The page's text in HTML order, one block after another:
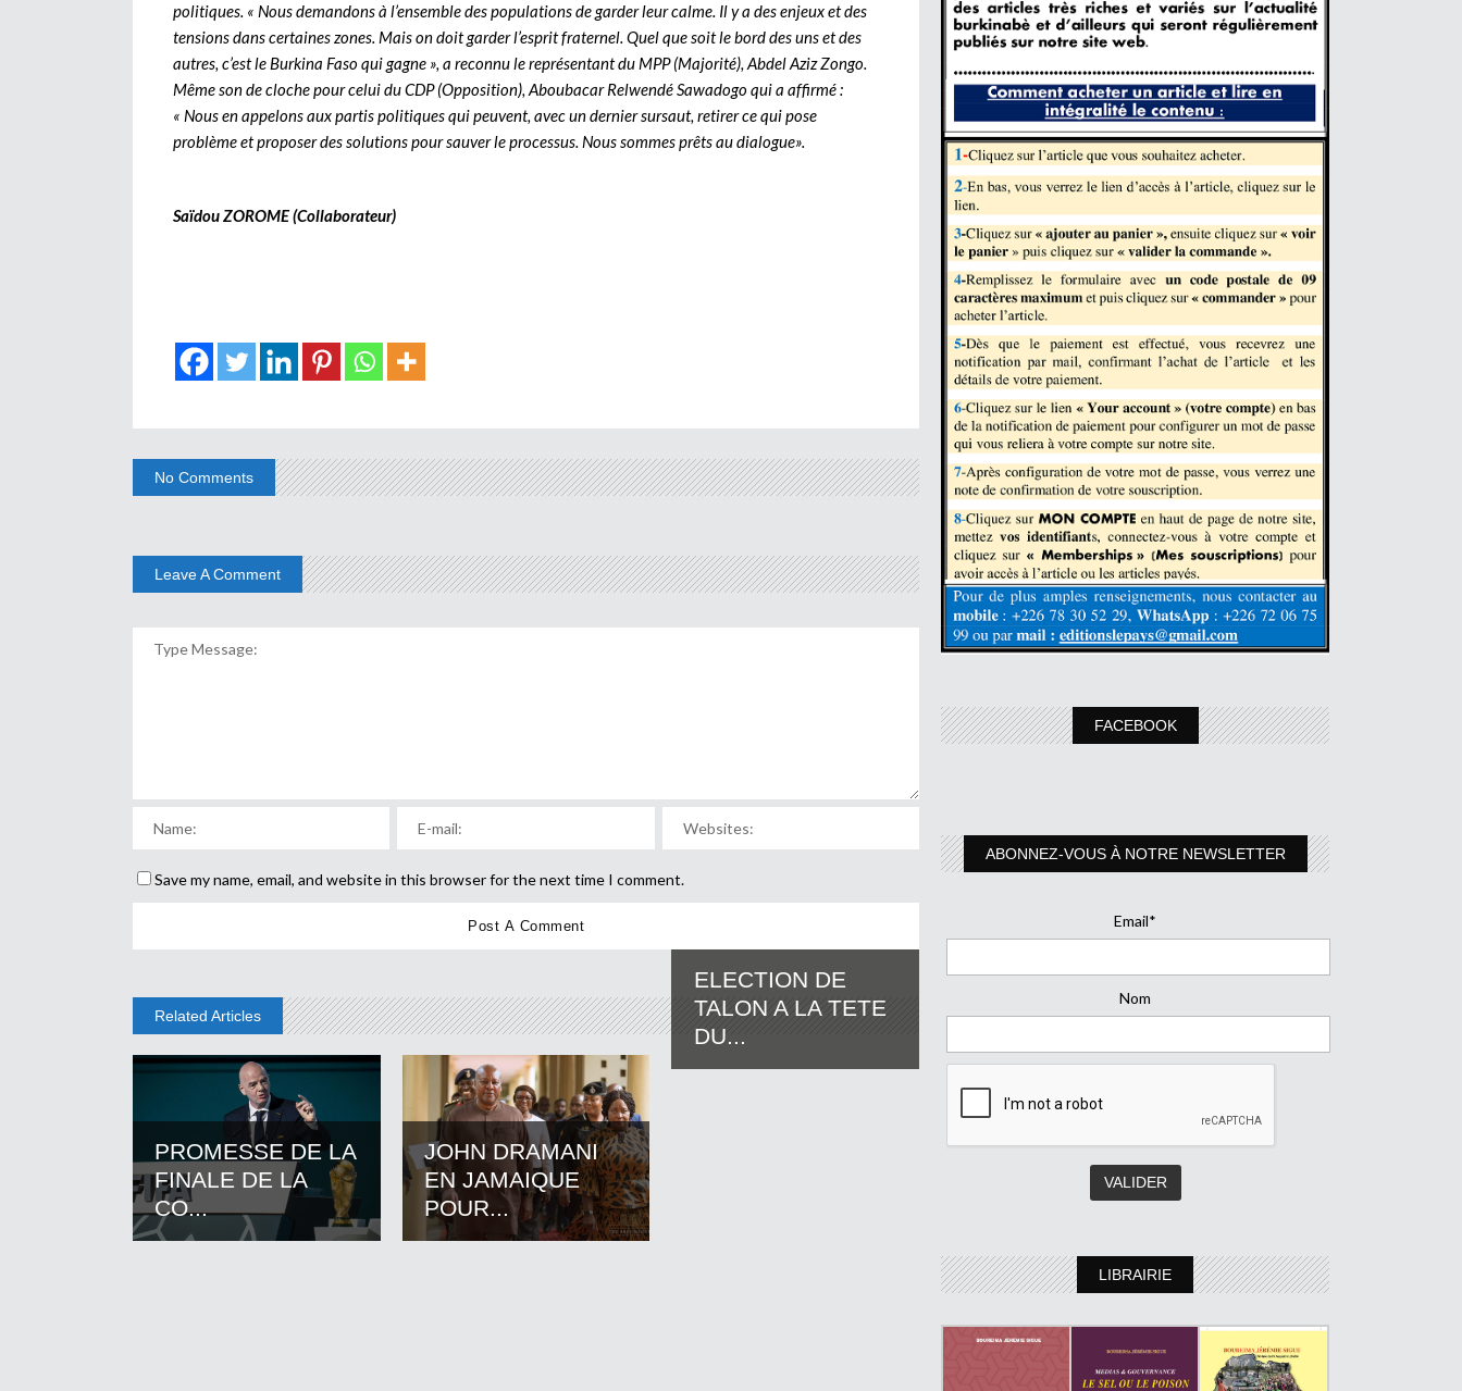
politiques. « Nous demandons à l’ensemble des populations de garder leur calme. Il y a des enjeux et des
tensions dans certaines zones. Mais on doit garder l’esprit fraternel. Quel que soit le bord des uns et des
autres, c’est le Burkina Faso qui gagne », a reconnu le représentant du MPP (Majorité), Abdel Aziz Zongo.
Même son de cloche pour celui du CDP (Opposition), Aboubacar Relwendé Sawadogo qui a affirmé :
« Nous en appelons aux partis politiques qui peuvent, avec un dernier sursaut, retirer ce qui pose
problème et proposer des solutions pour sauver le processus. Nous sommes prêts au dialogue».
Saïdou ZOROME (Collaborateur)
No Comments
Leave A Comment
Save my name, email, and website in this browser for the next time I comment.
Related Articles
PROMESSE DE LA
FINALE DE LA
CO...
JOHN DRAMANI
EN JAMAIQUE
POUR...
ELECTION DE
TALON A LA TETE
DU...
FACEBOOK
ABONNEZ-VOUS À NOTRE NEWSLETTER
Email*
Nom
LIBRAIRIE